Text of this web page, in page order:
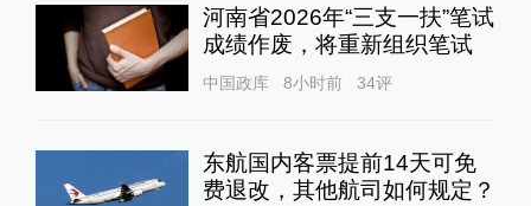
河南省2026年“三支一扶”笔试
成绩作废，将重新组织笔试
中国政库 8小时前 34评
东航国内客票提前14天可免
费退改，其他航司如何规定？